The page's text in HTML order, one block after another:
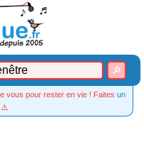
vous pour rester en vie ! Faites un
⚠️